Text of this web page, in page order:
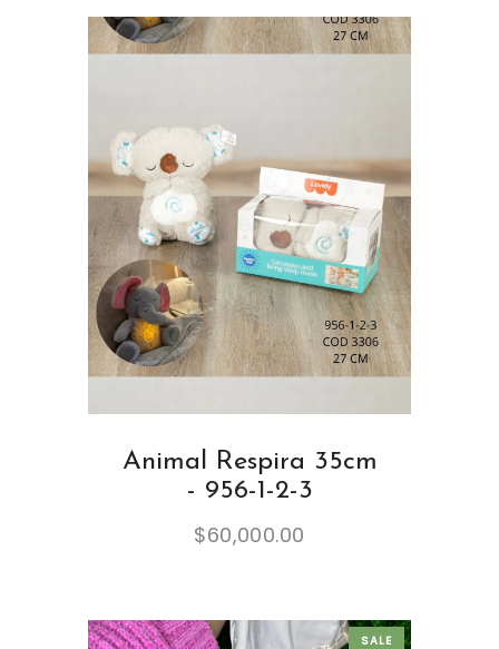
Animal Respira 35cm
- 956-1-2-3
$60,000.00
SALE